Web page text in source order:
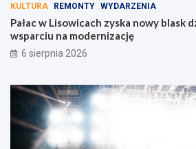
KULTURA REMONTY WYDARZENIA
Pałac w Lisowicach zyska nowy blask
wsparciu na modernizację
6 sierpnia 2026